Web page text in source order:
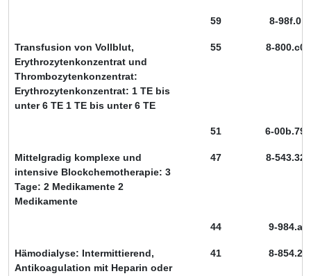
59 8-98f.0
Transfusion von Vollblut,
Erythrozytenkonzentrat und
Thrombozytenkonzentrat:
Erythrozytenkonzentrat: 1 TE bis
unter 6 TE 1 TE bis unter 6 TE
55 8-800.c0
51 6-00b.79
Mittelgradig komplexe und
intensive Blockchemotherapie: 3
Tage: 2 Medikamente 2
Medikamente
47 8-543.32
44 9-984.a
Hämodialyse: Intermittierend,
Antikoagulation mit Heparin oder
41 8-854.2